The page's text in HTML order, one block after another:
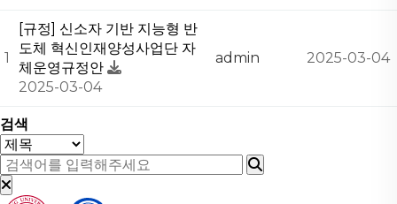
1
[규정] 신소자 기반 지능형 반
도체 혁신인재양성사업단 자
체운영규정안
2025-03-04
admin 2025-03-04
검색